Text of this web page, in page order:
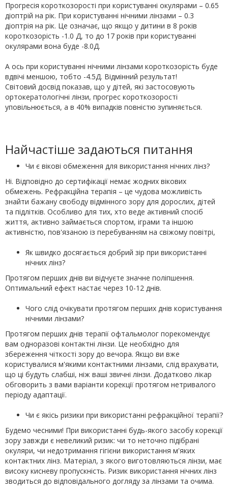
Прогресія короткозорості при користуванні окулярами – 0.65
діоптрій на рік. При користуванні нічними лінзами – 0.3
діоптрія на рік. Це означає, що якщо у дитини в 8 років
короткозорість -1.0 Д, то до 17 років при користуванні
окулярами вона буде -8.0Д.
А ось при користуванні нічними лінзами короткозорість буде
вдвічі меншою, тобто -4.5Д. Відмінний результат!
Світовий досвід показав, що у дітей, які застосовують
ортокератологічні лінзи, прогрес короткозорості
уповільнюється, а в 40% випадків повністю зупиняється.
Найчастіше задаються питання
Чи є вікові обмеження для використання нічних лінз?
Ні. Відповідно до сертифікації немає жодних вікових
обмежень. Рефракційна терапія – це чудова можливість
знайти бажану свободу відмінного зору для дорослих, дітей
та підлітків. Особливо для тих, хто веде активний спосіб
життя, активно займається спортом, іграми та іншою
активністю, пов'язаною із перебуванням на свіжому повітрі,
Як швидко досягається добрий зір при використанні
нічних лінз?
Протягом перших днів ви відчуєте значне поліпшення.
Оптимальний ефект настає через 10-12 днів.
Чого слід очікувати протягом перших днів користування
нічними лінзами?
Протягом перших днів терапії офтальмолог порекомендує
вам одноразові контактні лінзи. Це необхідно для
збереження чіткості зору до вечора. Якщо ви вже
користувалися м'якими контактними лінзами, слід врахувати,
що ці будуть слабші, ніж ваші звичні лінзи. Додатково лікар
обговорить з вами варіанти корекції протягом нетривалого
періоду адаптації.
Чи є якісь ризики при використанні рефракційної терапії?
Будемо чесними! При використанні будь-якого засобу корекції
зору завжди є невеликий ризик: чи то неточно підібрані
окуляри, чи недотримання гігієни використання м'яких
контактних лінз. Матеріал, з якого виготовляються лінзи, має
високу кисневу пропускність. Ризик використання нічних лінз
зводиться до відповідального догляду за лінзами та очима.